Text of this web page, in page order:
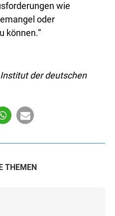
wie
oder
können.“
der deutschen
THEMEN